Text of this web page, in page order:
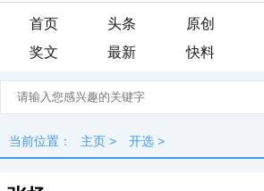
首页 头条 原创
奖文
最新 快料
当前位置： 主页 > 开选 >